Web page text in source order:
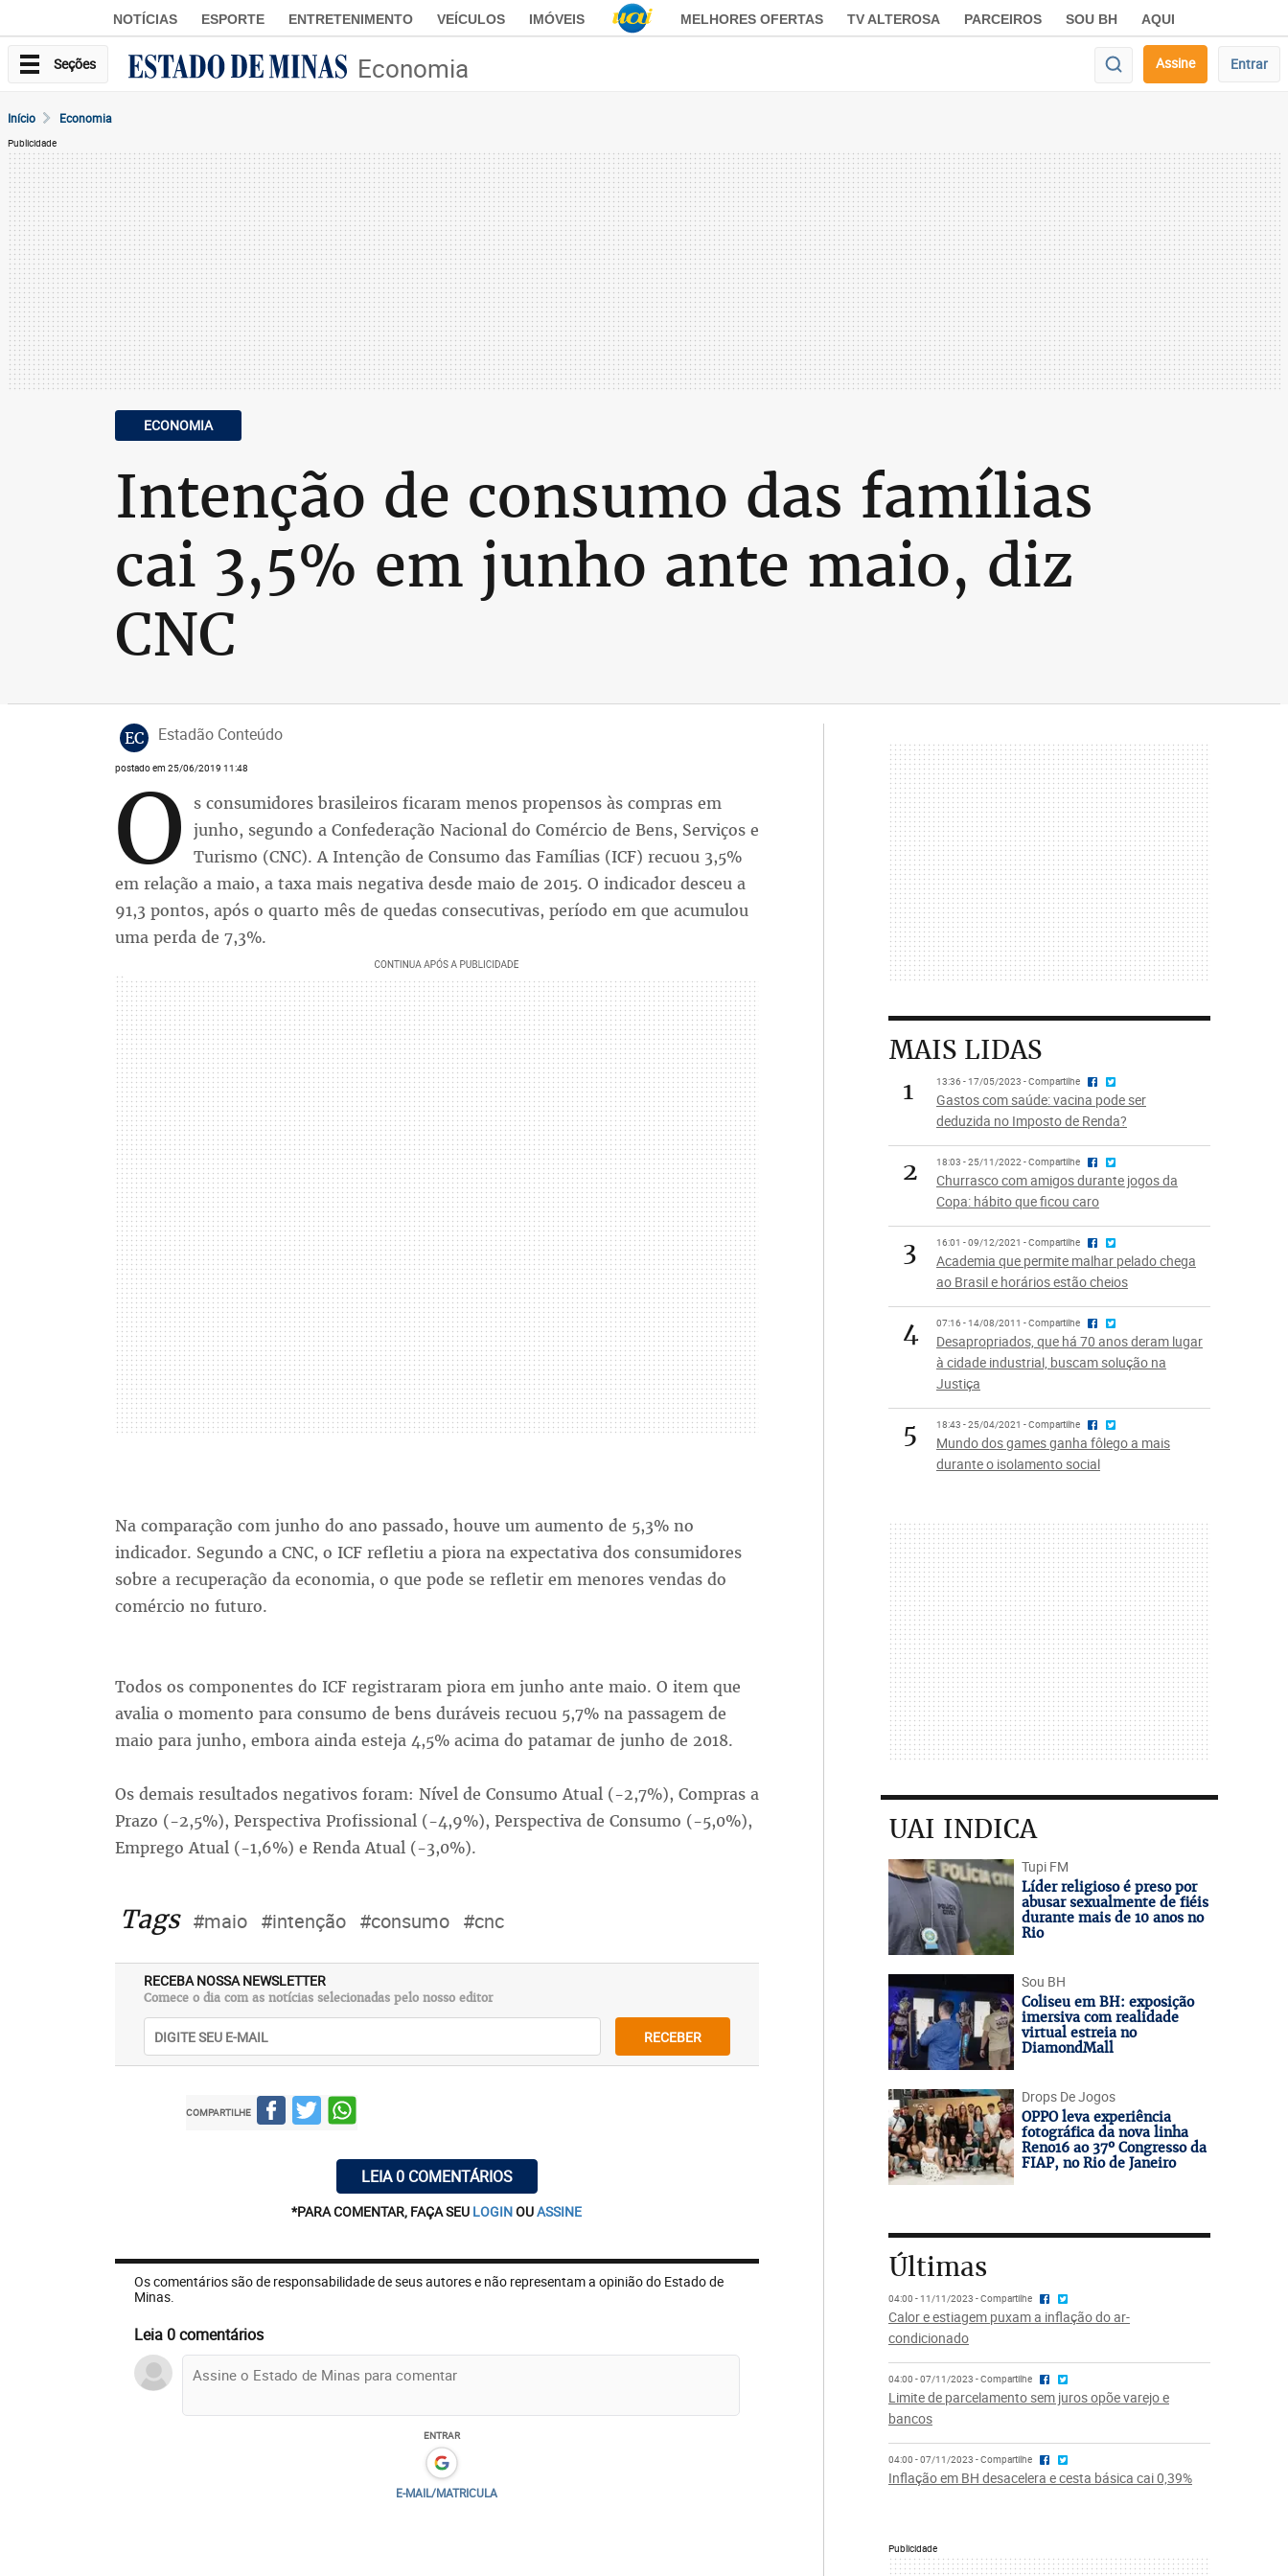
NOTÍCIAS ESPORTE ENTRETENIMENTO VEÍCULOS IMÓVEIS MELHORES OFERTAS TV ALTEROSA PARCEIROS SOU BH AQUI
Seções Economia Assine Entrar
Início Economia
Publicidade
ECONOMIA
Intenção de consumo das famílias
cai 3,5% em junho ante maio, diz
CNC
EC Estadão Conteúdo
postado em 25/06/2019 11:48
O
s consumidores brasileiros ficaram menos propensos às compras em
junho, segundo a Confederação Nacional do Comércio de Bens, Serviços e
Turismo (CNC). A Intenção de Consumo das Famílias (ICF) recuou 3,5%
em relação a maio, a taxa mais negativa desde maio de 2015. O indicador desceu a
91,3 pontos, após o quarto mês de quedas consecutivas, período em que acumulou
uma perda de 7,3%.
Na comparação com junho do ano passado, houve um aumento de 5,3% no
indicador. Segundo a CNC, o ICF refletiu a piora na expectativa dos consumidores
sobre a recuperação da economia, o que pode se refletir em menores vendas do
comércio no futuro.
Todos os componentes do ICF registraram piora em junho ante maio. O item que
avalia o momento para consumo de bens duráveis recuou 5,7% na passagem de
maio para junho, embora ainda esteja 4,5% acima do patamar de junho de 2018.
Os demais resultados negativos foram: Nível de Consumo Atual (-2,7%), Compras a
Prazo (-2,5%), Perspectiva Profissional (-4,9%), Perspectiva de Consumo (-5,0%),
Emprego Atual (-1,6%) e Renda Atual (-3,0%).
Tags #maio #intenção #consumo #cnc
RECEBA NOSSA NEWSLETTER
Comece o dia com as notícias selecionadas pelo nosso editor
RECEBER
COMPARTILHE
LEIA 0 COMENTÁRIOS
*PARA COMENTAR, FAÇA SEU LOGINOUASSINE
Os comentários são de responsabilidade de seus autores e não representam a opinião do Estado de
Minas.
Leia 0 comentários
ENTRAR
E-MAIL/MATRICULA
MAIS LIDAS
1
13:36 - 17/05/2023 - Compartilhe
Gastos com saúde: vacina pode ser
deduzida no Imposto de Renda?
2 18:03 - 25/11/2022 - Compartilhe
Churrasco com amigos durante jogos da
Copa: hábito que ficou caro
3 16:01 - 09/12/2021 - Compartilhe
Academia que permite malhar pelado chega
ao Brasil e horários estão cheios
4 07:16 - 14/08/2011 - Compartilhe
Desapropriados, que há 70 anos deram lugar
à cidade industrial, buscam solução na
Justiça
5 18:43 - 25/04/2021 - Compartilhe
Mundo dos games ganha fôlego a mais
durante o isolamento social
UAI INDICA
Tupi FM
Líder religioso é preso por
abusar sexualmente de fiéis
durante mais de 10 anos no
Rio
Sou BH
Coliseu em BH: exposição
imersiva com realidade
virtual estreia no
DiamondMall
Drops De Jogos
OPPO leva experiência
fotográfica da nova linha
Reno16 ao 37º Congresso da
FIAP, no Rio de Janeiro
Últimas
04:00 - 11/11/2023 - Compartilhe
Calor e estiagem puxam a inflação do ar-
condicionado
04:00 - 07/11/2023 - Compartilhe
Limite de parcelamento sem juros opõe varejo e
bancos
04:00 - 07/11/2023 - Compartilhe
Inflação em BH desacelera e cesta básica cai 0,39%
Publicidade